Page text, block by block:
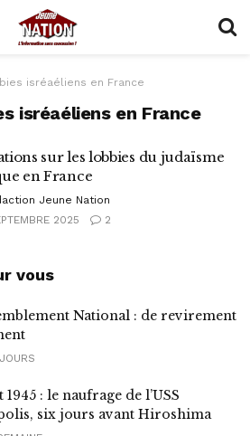
isréaéliens en France
isréaéliens en France
sur les lobbies du judaïsme
en France
Jeune Nation
2025
2
vous
National : de revirement
: le naufrage de l’USS
six jours avant Hiroshima